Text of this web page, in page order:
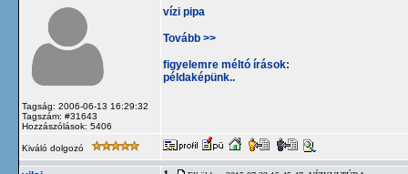
Tagság: 2006-06-13 16:29:32
Tagszám: #31643
Hozzászólások: 5406
vízi pipa
Tovább >>
figyelemre méltó írások:
példaképünk..
Kiváló dolgozó